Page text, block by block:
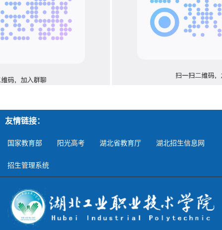
友情链接：
国家教育部 阳光高考 湖北省教育厅 湖北招生信息网
招生管理系统